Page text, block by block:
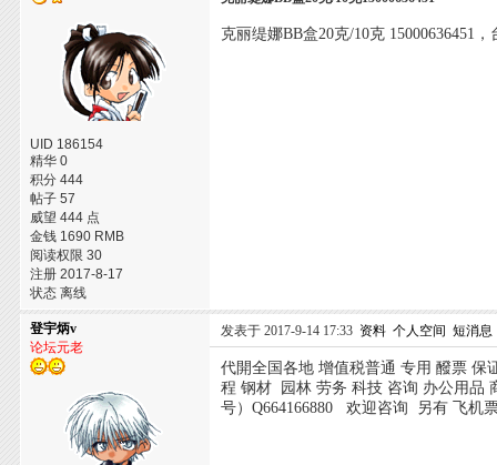
UID 186154
精华 0
积分 444
帖子 57
威望 444 点
金钱 1690 RMB
阅读权限 30
注册 2017-8-17
状态 离线
克丽缇娜BB盒20克/10克 15000636451
登宇炳v
论坛元老
发表于 2017-9-14 17:33 资料 个人空间 短消息
代開全国各地 增值税普通 专用 醱票
程 钢材 园林 劳务 科技 咨询 办公用品
号）Q664166880 欢迎咨询 另有 飞机